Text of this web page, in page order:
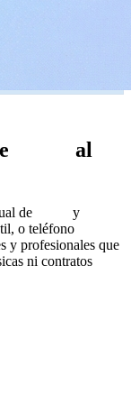
al
de
y
o teléfono
y profesionales que
ni contratos